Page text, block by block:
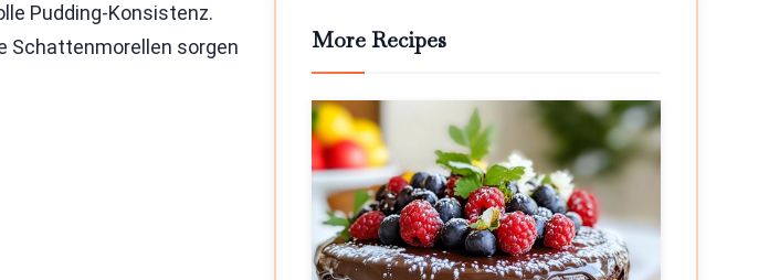
Pudding-Konsistenz.
Schattenmorellen sorgen
More Recipes